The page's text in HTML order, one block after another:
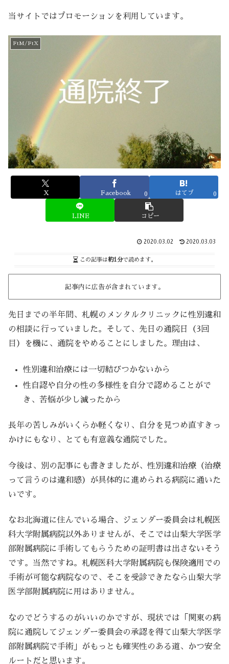
当サイトではプロモーションを利用しています。
FtM/FtX
X Facebook 0 はてブ 0
LINE コピー
2020.03.02 2020.03.03
この記事は約1分で読めます。
記事内に広告が含まれています。
先日までの半年間、札幌のメンタルクリニックに性別違和
の相談に行っていました。そして、先日の通院日（3回
目）を機に、通院をやめることにしました。理由は、
性別違和治療には一切結びつかないから
性自認や自分の性の多様性を自分で認めることがで
き、苦悩が少し減ったから
長年の苦しみがいくらか軽くなり、自分を見つめ直すきっ
かけにもなり、とても有意義な通院でした。
今後は、別の記事にも書きましたが、性別違和治療（治療
って言うのは違和感）が具体的に進められる病院に通いた
いです。
なお北海道に住んでいる場合、ジェンダー委員会は札幌医
科大学附属病院以外ありませんが、そこでは山梨大学医学
部附属病院に手術してもらうための証明書は出さないそう
です。当然ですね。札幌医科大学附属病院も保険適用での
手術が可能な病院なので、そこを受診できたなら山梨大学
医学部附属病院に用はありません。
なのでどうするのがいいのかですが、現状では「関東の病
院に通院してジェンダー委員会の承認を得て山梨大学医学
部附属病院で手術」がもっとも確実性のある道、かつ安全
ルートだと思います。